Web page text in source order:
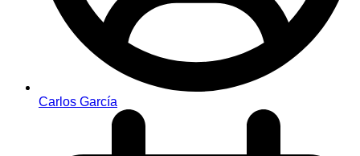
Carlos García